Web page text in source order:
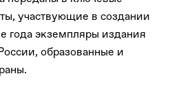
участвующие в создании
года экземпляры издания
образованные и